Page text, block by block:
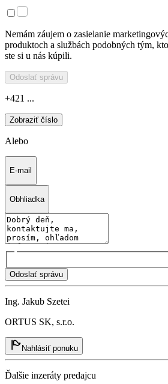
Nemám záujem o zasielanie
produktoch a službách podobných tým,
ste si u nás kúpili.
Odoslať správu
+421 ...
Zobraziť číslo
Alebo
E-mail
Obhliadka
Odoslať správu
Ing. Jakub Szetei
ORTUS SK, s.r.o.
Nahlásiť ponuku
Ďalšie inzeráty predajcu